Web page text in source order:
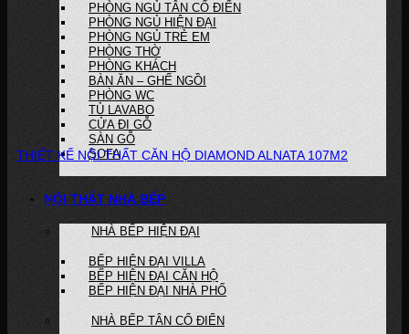
PHÒNG NGỦ TÂN CỔ ĐIỂN
PHÒNG NGỦ HIỆN ĐẠI
PHÒNG NGỦ TRẺ EM
PHÒNG THỜ
PHÒNG KHÁCH
BÀN ĂN – GHẾ NGỒI
PHÒNG WC
TỦ LAVABO
CỬA ĐI GỖ
SÀN GỖ
SOFA
NỘI THẤT NHÀ BẾP
NHÀ BẾP HIỆN ĐẠI
BẾP HIỆN ĐẠI VILLA
BẾP HIỆN ĐẠI CĂN HỘ
BẾP HIỆN ĐẠI NHÀ PHỐ
NHÀ BẾP TÂN CỔ ĐIỂN
THIẾT KẾ NỘI THẤT CĂN HỘ DIAMOND ALNATA 107M2
Dự án: THIẾT KẾ NỘI THẤT CĂN HỘ DIAMOND ALNATA 107M2 Phong
cách thiết kế:...